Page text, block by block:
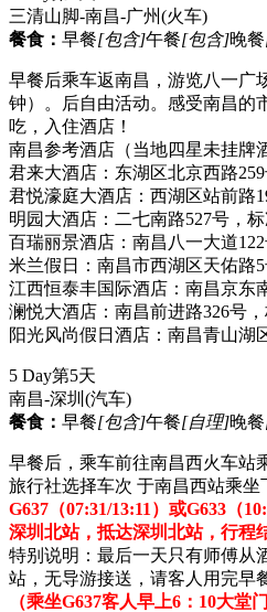
三清山脚-南昌-广州(火车)
餐食： 早餐[包含]午餐[包含]晚餐
早餐后乘车返南昌，游览八一广
钟）。后自由活动。感受南昌的
吃，入住酒店！
南昌参考酒店（当地四星未挂牌
君来大酒店：东湖区北京西路
君悦濠庭大酒店：西湖区站前路
明园大酒店：二七南路527号，
百瑞丽景酒店：南昌八一大道
米兰假日：南昌市西湖区天佑路
江西恒泰丰国际酒店：南昌京东
澜悦大酒店：南昌前进路326号
阳光风尚假日酒店：南昌青山湖
5 Day第5天
南昌-深圳 (汽车)
餐食： 早餐[包含]午餐[自理]晚餐
早餐后，乘车前往南昌西火车站
旅行社选择车次 于南昌西站乘坐
G637（07:31/13:11）或G633（
深圳北站，抵达深圳北站，行程
特别说明：最后一天只有师傅从
站，无导游接送，请客人用完早
（乘坐G637客人早上6：10大堂